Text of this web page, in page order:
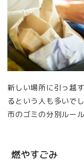
新しい場所に引っ越
るという人も多いで
市のゴミの分別ルー
燃やすごみ